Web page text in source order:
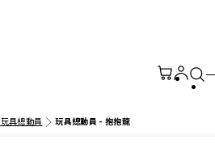
具總動員 玩具總動員 - 抱抱龍